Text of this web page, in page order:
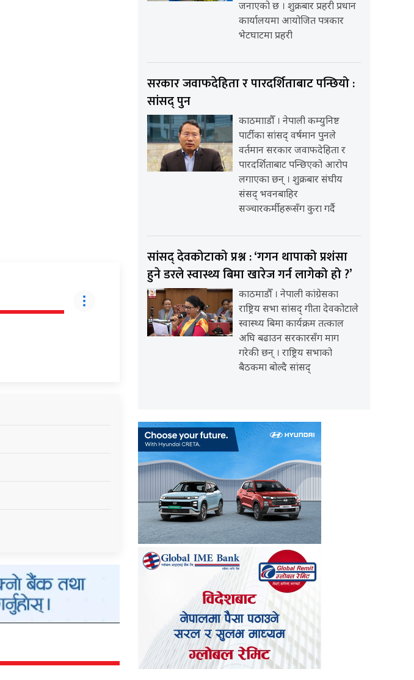
जनाएको छ । शुक्रबार प्रहरी प्रधान
कार्यालयमा आयोजित पत्रकार
भेटघाटमा प्रहरी
सरकार जवाफदेहिता र पारदर्शिताबाट पन्छियो :
सांसद् पुन
काठमााडौँ । नेपाली कम्युनिष्ट
पार्टीका सांसद् वर्षमान पुनले
वर्तमान सरकार जवाफदेहिता र
पारदर्शिताबाट पन्छिएको आरोप
लगाएका छन् । शुक्रबार संघीय
संसद् भवनबाहिर
सञ्चारकर्मीहरूसँग कुरा गर्दै
सांसद् देवकोटाको प्रश्न : ‘गगन थापाको प्रशंसा
हुने डरले स्वास्थ्य बिमा खारेज गर्न लागेको हो ?’
काठमाडौँ । नेपाली कांग्रेसका
राष्ट्रिय सभा सांसद् गीता देवकोटाले
स्वास्थ्य बिमा कार्यक्रम तत्काल
अघि बढाउन सरकारसँग माग
गरेकी छन् । राष्ट्रिय सभाको
बैठकमा बोल्दै सांसद्